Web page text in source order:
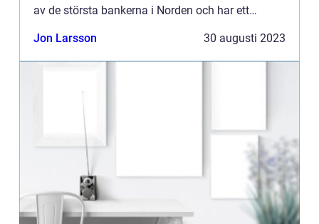
av de största bankerna i Norden och har ett
Aktier Nor...
Jon Larsson 30 augusti 2023